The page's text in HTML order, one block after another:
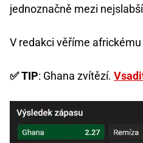
jednoznačně mezi
V redakci věříme
✅ TIP: Ghana zvítězí.